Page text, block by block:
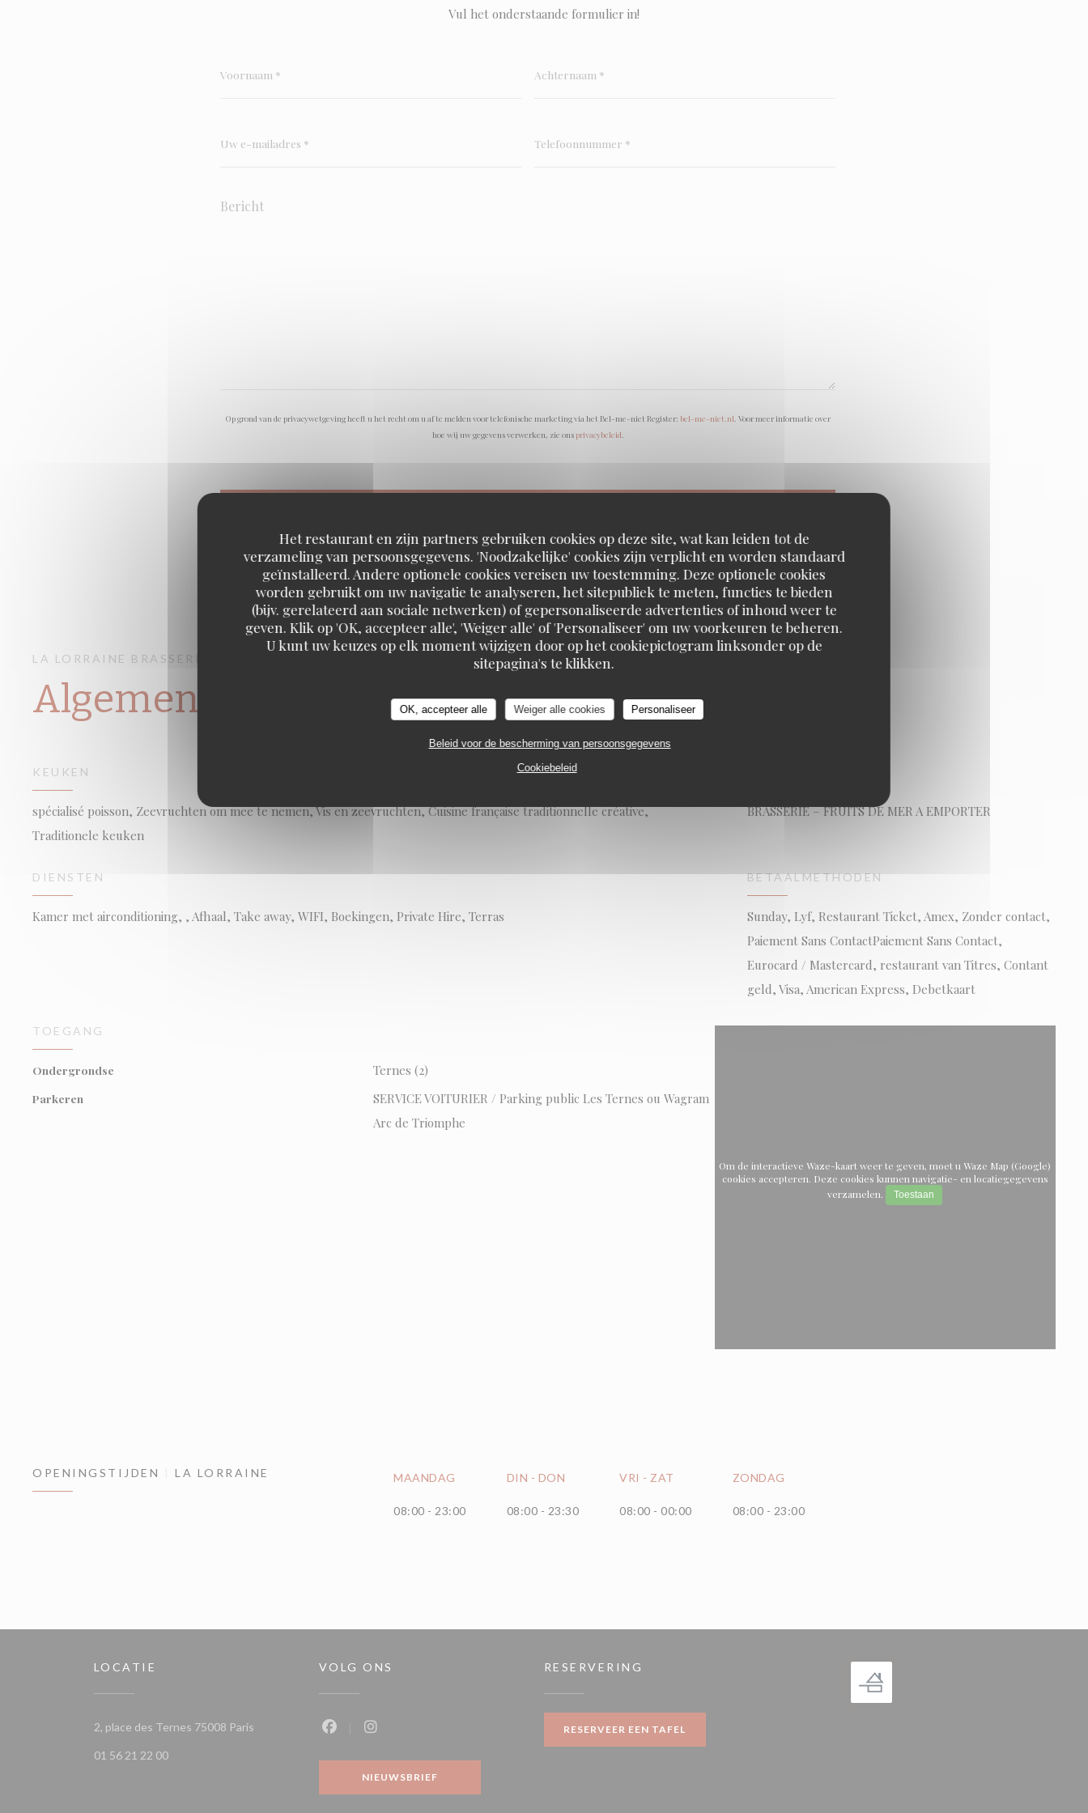
Het restaurant en zijn partners gebruiken cookies op deze site, wat kan leiden tot de
verzameling van persoonsgegevens. 'Noodzakelijke' cookies zijn verplicht en worden standaard
geïnstalleerd. Andere optionele cookies vereisen uw toestemming. Deze optionele cookies
worden gebruikt om uw navigatie te analyseren, het sitepubliek te meten, functies te bieden
(bijv. gerelateerd aan sociale netwerken) of gepersonaliseerde advertenties of inhoud weer te
geven. Klik op 'OK, accepteer alle', 'Weiger alle' of 'Personaliseer' om uw voorkeuren te beheren.
U kunt uw keuzes op elk moment wijzigen door op het cookiepictogram linksonder op de
sitepagina's te klikken.
OK, accepteer alle Weiger alle cookies Personaliseer
Beleid voor de bescherming van persoonsgegevens
Cookiebeleid
Vul het onderstaande formulier in!
Op grond van de privacywetgeving heeft u het recht om u af te melden voor telefonische marketing via het Bel-me-niet Register: bel-me-niet.nl. Voor meer informatie over
hoe wij uw gegevens verwerken, zie ons privacybeleid.
LA LORRAINE BRASSERIE – FRUITS DE MER A EMPORTER PARIS
Algemene informatie
KEUKEN
spécialisé poisson, Zeevruchten om mee te nemen, Vis en zeevruchten, Cuisine française traditionnelle créative,
Traditionele keuken
BRASSERIE – FRUITS DE MER A EMPORTER
DIENSTEN
Kamer met airconditioning, , Afhaal, Take away, WIFI, Boekingen, Private Hire, Terras
BETAALMETHODEN
Sunday, Lyf, Restaurant Ticket, Amex, Zonder contact,
Paiement Sans ContactPaiement Sans Contact,
Eurocard / Mastercard, restaurant van Titres, Contant
geld, Visa, American Express, Debetkaart
TOEGANG
Ondergrondse Ternes (2)
Parkeren
SERVICE VOITURIER / Parking public Les Ternes ou Wagram
Arc de Triomphe
Om de interactieve Waze-kaart weer te geven, moet u Waze Map (Google)
cookies accepteren. Deze cookies kunnen navigatie- en locatiegegevens
verzamelen.
Toestaan
OPENINGSTIJDEN LA LORRAINE MAANDAG
08:00 - 23:00
DIN - DON
08:00 - 23:30
VRI - ZAT
08:00 - 00:00
ZONDAG
08:00 - 23:00
LOCATIE
2, place des Ternes 75008 Paris((opent in een nieuw venster))
01 56 21 22 00
VOLG ONS
NIEUWSBRIEF
RESERVERING
RESERVEER EEN TAFEL